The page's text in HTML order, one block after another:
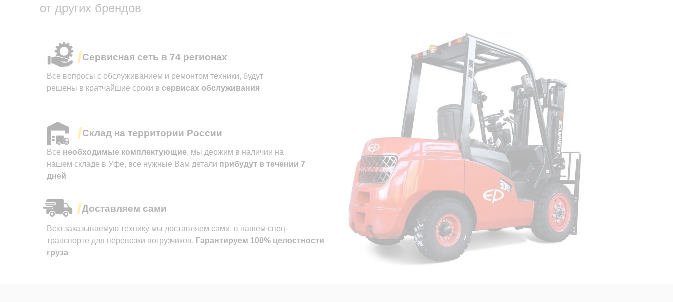
от других брендов
Все вопросы с обслуживанием и ремонтом техники, будут
решены в кратчайшие сроки в сервисах обслуживания
Сервисная сеть в 74 регионах
Все необходимые комплектующие, мы держим в наличии на
нашем складе в Уфе, все нужные Вам детали прибудут в течении 7
дней
Склад на территории России
Всю заказываемую технику мы доставляем сами, в нашем спец-
транспорте для перевозки погрузчиков. Гарантируем 100% целостности
груза
Доставляем сами